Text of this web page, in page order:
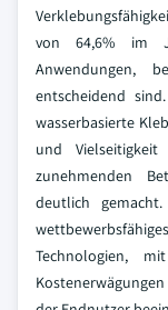
von 64,6% im
Anwendungen,
entscheidend
wasserbasierte
und
zunehmenden
deutlich
Technologien,